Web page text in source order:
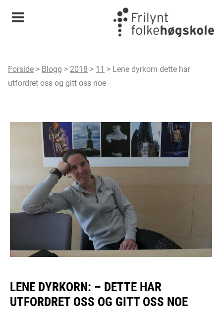
Meny
Forside > Blogg > 2018 > 11 > Lene dyrkorn dette har
utfordret oss og gitt oss noe
LENE DYRKORN: – DETTE HAR
UTFORDRET OSS OG GITT OSS NOE